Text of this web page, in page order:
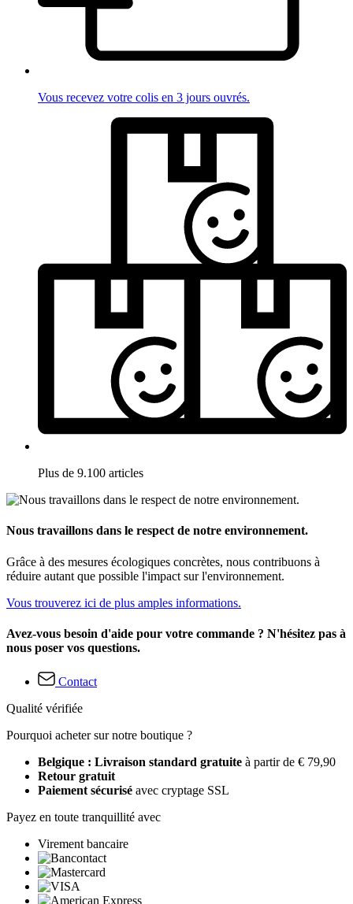
Vous recevez votre colis en 3 jours ouvrés.
Plus de 9.100 articles
Nous travaillons dans le respect de notre environnement.
Grâce à des mesures écologiques concrètes, nous contribuons à
réduire autant que possible l'impact sur l'environnement.
Vous trouverez ici de plus amples informations.
Avez-vous besoin d'aide pour votre commande ? N'hésitez pas à
nous poser vos questions.
Contact
Qualité vérifiée
Pourquoi acheter sur notre boutique ?
Belgique : Livraison standard gratuite à partir de € 79,90
Retour gratuit
Paiement sécurisé avec cryptage SSL
Payez en toute tranquillité avec
Virement bancaire